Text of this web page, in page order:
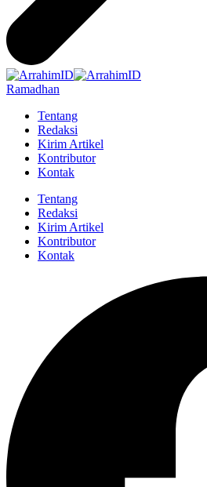
Ramadhan
Tentang
Redaksi
Kirim Artikel
Kontributor
Kontak
Tentang
Redaksi
Kirim Artikel
Kontributor
Kontak